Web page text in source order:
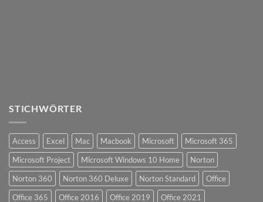
STICHWÖRTER
Access Excel Mac Macbook Microsoft
Microsoft 365
Microsoft Project
Microsoft Windows 10 Home
Norton
Norton 360
Norton 360 Deluxe Norton Standard
Office
Office 365
Office 2016 Office 2019
Office 2021